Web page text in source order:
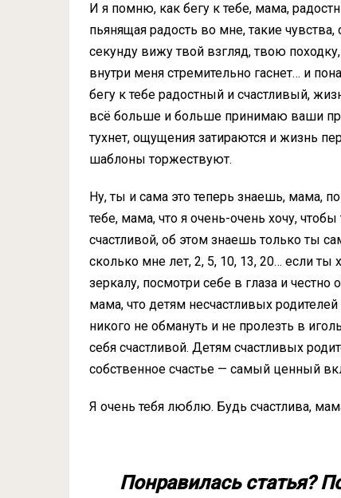
И я помню, как бегу к тебе, мама,
пьянящая радость во мне, такие
секунду вижу твой взгляд, твою
внутри меня стремительно гаснет… и
бегу к тебе радостный и счастливый,
всё больше и больше принимаю ваши
тухнет, ощущения затираются и жизнь
шаблоны торжествуют.
Ну, ты и сама это теперь знаешь, мама,
тебе, мама, что я очень-очень хочу,
счастливой, об этом знаешь только ты
сколько мне лет, 2, 5, 10, 13, 20… если
зеркалу, посмотри себе в глаза и честно
мама, что детям несчастливых
никого не обмануть и не пролезть в
себя счастливой. Детям счастливых
собственное счастье — самый ценный
Я очень тебя люблю. Будь счастлива,
Понравилась статья?